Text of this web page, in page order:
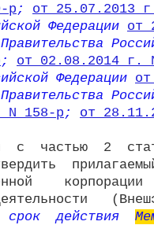
р; от 25.07.2013
Федерации от
Правительства
; от 02.08.2014 г.
Федерации
Правительства
N 158-р; от
срок  действия